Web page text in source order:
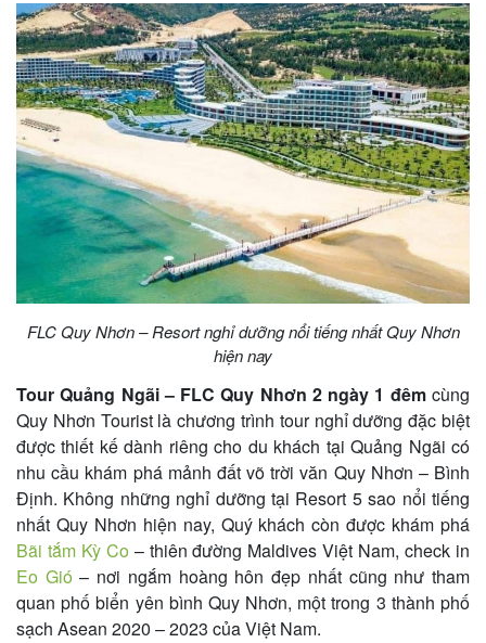
Cảm
nhận
khách
hàng
Tuyển
hệ
FLC Quy Nhơn – Resort nghỉ dưỡng nổi tiếng nhất Quy Nhơn
hiện nay
Tour Quảng Ngãi – FLC Quy Nhơn 2 ngày 1 đêmcùng
Quy Nhơn Tourist là chương trình tour nghỉ dưỡng đặc biệt
được thiết kế dành riêng cho du khách tại Quảng Ngãi có
nhu cầu khám phá mảnh đất võ trời văn Quy Nhơn – Bình
Định. Không những nghỉ dưỡng tại Resort 5 sao nổi tiếng
nhất Quy Nhơn hiện nay, Quý khách còn được khám phá
Bãi tắm Kỳ Co – thiên đường Maldives Việt Nam, check in
Eo Gió – nơi ngắm hoàng hôn đẹp nhất cũng như tham
quan phố biển yên bình Quy Nhơn, một trong 3 thành phố
sạch Asean 2020 – 2023 của Việt Nam.